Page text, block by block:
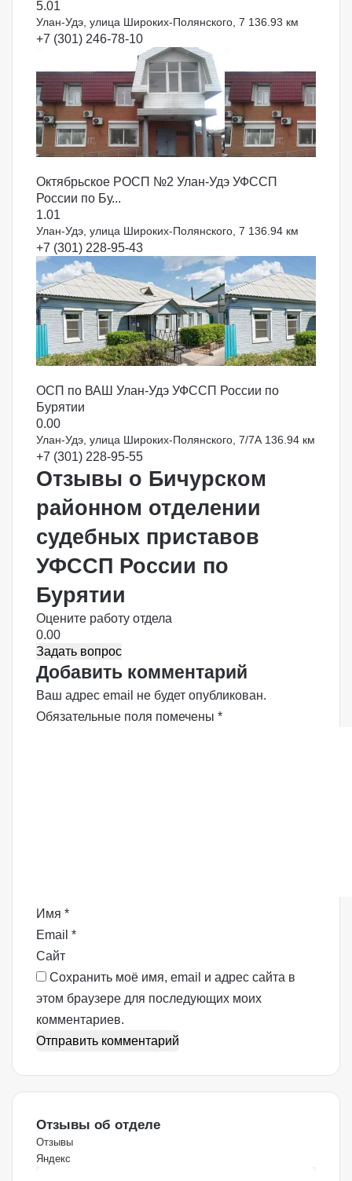
5.01
Улан-Удэ, улица Широких-Полянского, 7 136.93 км
+7 (301) 246-78-10
Октябрьское РОСП №2 Улан-Удэ УФССП
России по Бу...
1.01
Улан-Удэ, улица Широких-Полянского, 7 136.94 км
+7 (301) 228-95-43
ОСП по ВАШ Улан-Удэ УФССП России по
Бурятии
0.00
Улан-Удэ, улица Широких-Полянского, 7/7А 136.94 км
+7 (301) 228-95-55
Отзывы о Бичурском
районном отделении
судебных приставов
УФССП России по
Бурятии
Оцените работу отдела
0.00
Задать вопрос
Добавить комментарий
Ваш адрес email не будет опубликован.
Обязательные поля помечены *
р
и
й
*
Имя *
Email *
Сайт
Сохранить моё имя, email и адрес сайта в
этом браузере для последующих моих
комментариев.
Отзывы об отделе
Отзывы
Яндекс